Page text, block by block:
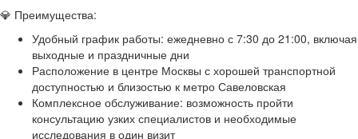
💎 Преимущества:
Удобный график работы: ежедневно с 7:30 до 21:00, включая
выходные и праздничные дни
Расположение в центре Москвы с хорошей транспортной
доступностью и близостью к метро Савеловская
Комплексное обслуживание: возможность пройти
консультацию узких специалистов и необходимые
исследования в один визит